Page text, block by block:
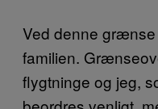
Ved denne
familien.
flygtninge og jeg,